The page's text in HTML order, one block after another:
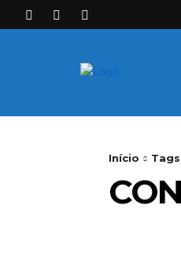
Início Tags